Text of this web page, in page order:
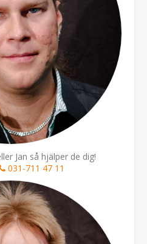
Jan så hjälper de dig!
031-711 47 11